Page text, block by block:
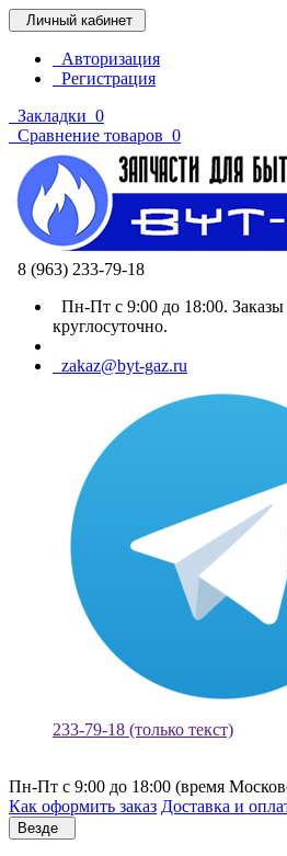
Личный кабинет
Авторизация
Регистрация
Закладки 0
Сравнение товаров 0
8 (963) 233-79-18
Пн-Пт с 9:00 до 18:00.
круглосуточно.
zakaz@byt-gaz.ru
233-79-18 (только текст)
Пн-Пт с 9:00 до 18:00 (время
Как оформить заказ Доставка и
Везде